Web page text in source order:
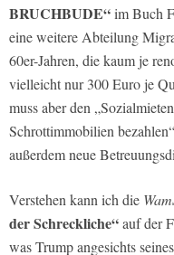
BRUCHBUDE“im Buch
eine weitere Abteilung
60er-Jahren, die kaum je
vielleicht nur 300 Euro je
muss aber den
Schrottimmobilien
außerdem neue
Verstehen kann ich die
der Schreckliche“auf der
was Trump angesichts